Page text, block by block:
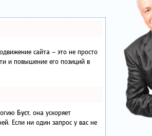
сайта – это не просто
и повышение его позиций в
Буст, она ускоряет
Если ни один запрос у вас не